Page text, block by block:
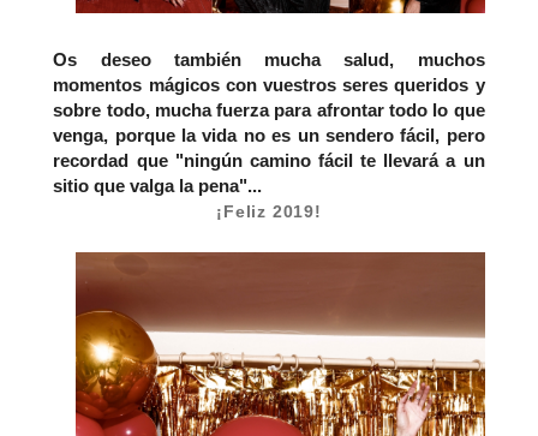
Os deseo también mucha salud, muchos
momentos mágicos con vuestros seres queridos y
sobre todo, mucha fuerza para afrontar todo lo que
venga, porque la vida no es un sendero fácil, pero
recordad que "ningún camino fácil te llevará a un
sitio que valga la pena"...
¡Feliz 2019!